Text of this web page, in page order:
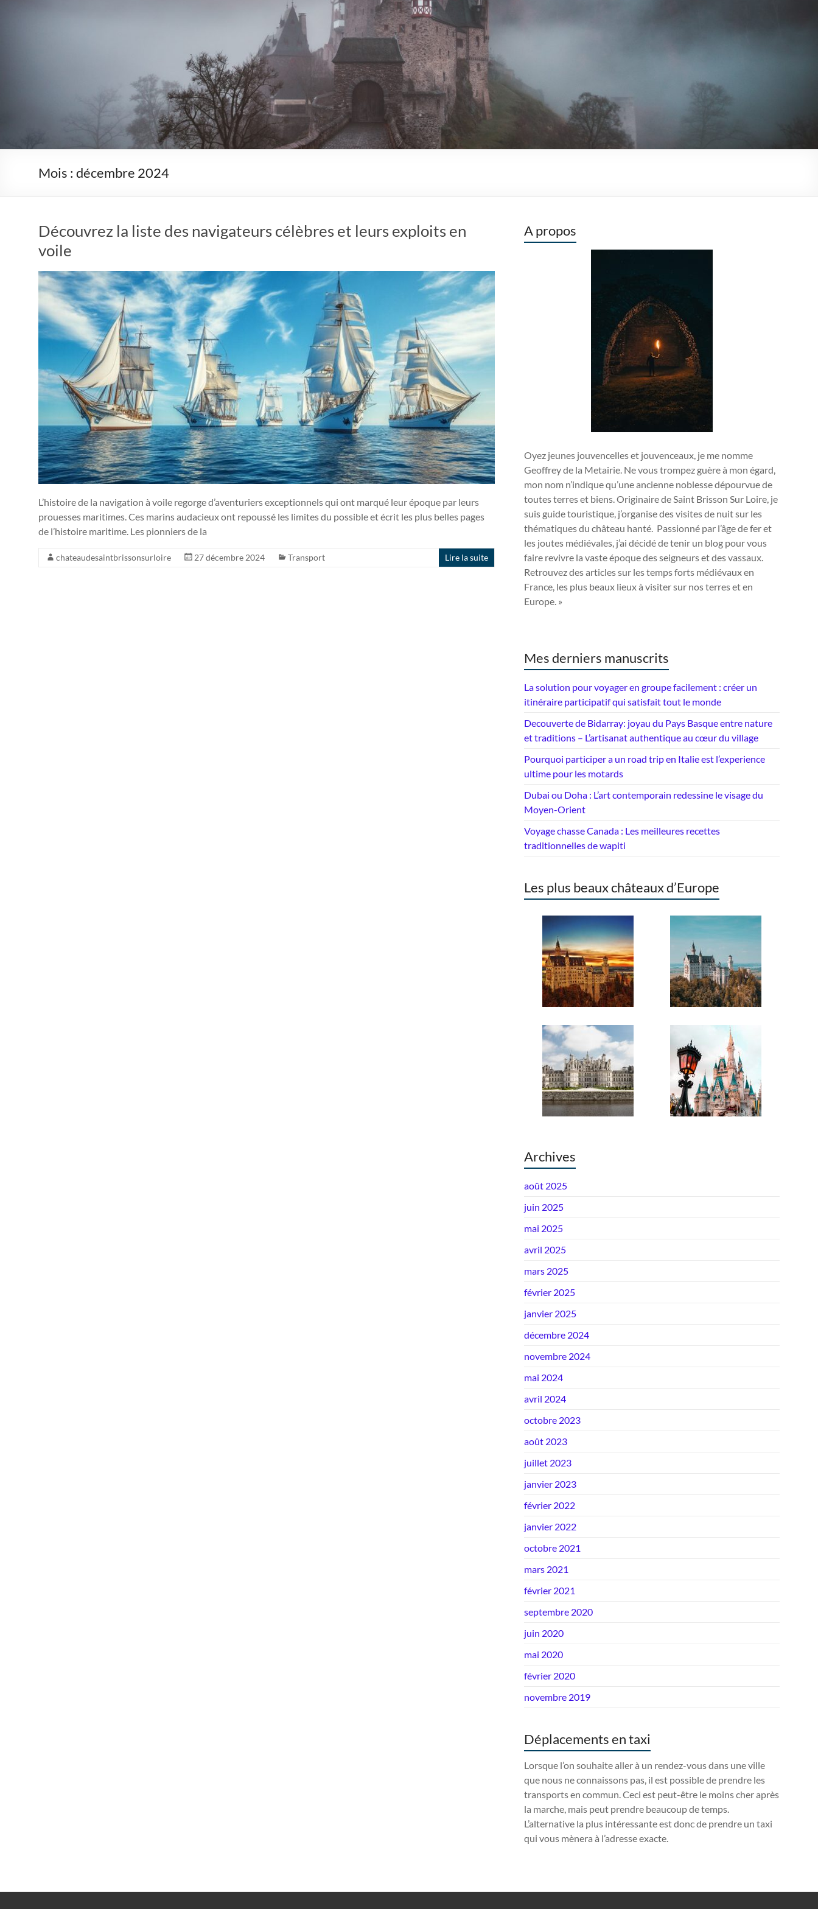
Mois : décembre 2024
Découvrez la liste des navigateurs célèbres et leurs exploits en
voile
L’histoire de la navigation à voile regorge d’aventuriers exceptionnels qui ont marqué leur époque par leurs
prouesses maritimes. Ces marins audacieux ont repoussé les limites du possible et écrit les plus belles pages
de l’histoire maritime. Les pionniers de la
chateaudesaintbrissonsurloire 27 décembre 2024 Transport Lire la suite
A propos
Oyez jeunes jouvencelles et jouvenceaux, je me nomme
Geoffrey de la Metairie. Ne vous trompez guère à mon égard,
mon nom n’indique qu’une ancienne noblesse dépourvue de
toutes terres et biens. Originaire de Saint Brisson Sur Loire, je
suis guide touristique, j’organise des visites de nuit sur les
thématiques du château hanté. Passionné par l’âge de fer et
les joutes médiévales, j’ai décidé de tenir un blog pour vous
faire revivre la vaste époque des seigneurs et des vassaux.
Retrouvez des articles sur les temps forts médiévaux en
France, les plus beaux lieux à visiter sur nos terres et en
Europe. »
Mes derniers manuscrits
La solution pour voyager en groupe facilement : créer un
itinéraire participatif qui satisfait tout le monde
Decouverte de Bidarray: joyau du Pays Basque entre nature
et traditions – L’artisanat authentique au cœur du village
Pourquoi participer a un road trip en Italie est l’experience
ultime pour les motards
Dubai ou Doha : L’art contemporain redessine le visage du
Moyen-Orient
Voyage chasse Canada : Les meilleures recettes
traditionnelles de wapiti
Les plus beaux châteaux d’Europe
Archives
août 2025
juin 2025
mai 2025
avril 2025
mars 2025
février 2025
janvier 2025
décembre 2024
novembre 2024
mai 2024
avril 2024
octobre 2023
août 2023
juillet 2023
janvier 2023
février 2022
janvier 2022
octobre 2021
mars 2021
février 2021
septembre 2020
juin 2020
mai 2020
février 2020
novembre 2019
Déplacements en taxi
Lorsque l’on souhaite aller à un rendez-vous dans une ville
que nous ne connaissons pas, il est possible de prendre les
transports en commun. Ceci est peut-être le moins cher après
la marche, mais peut prendre beaucoup de temps.
L’alternative la plus intéressante est donc de prendre un taxi
qui vous mènera à l’adresse exacte.